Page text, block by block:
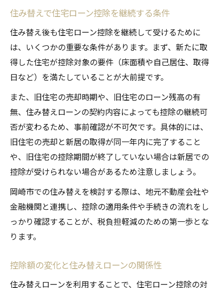
住み替えで住宅ローン控除を継続する条件
住み替え後も住宅ローン控除を継続して受けるために
は、いくつかの重要な条件があります。まず、新たに取
得した住宅が控除対象の要件（床面積や自己居住、取得
日など）を満たしていることが大前提です。
また、旧住宅の売却時期や、旧住宅のローン残高の有
無、住み替えローンの契約内容によっても控除の継続可
否が変わるため、事前確認が不可欠です。具体的には、
旧住宅の売却と新居の取得が同一年内に完了すること
や、旧住宅の控除期間が終了していない場合は新居での
控除が受けられない場合があるため注意しましょう。
岡崎市での住み替えを検討する際は、地元不動産会社や
金融機関と連携し、控除の適用条件や手続きの流れをし
っかり確認することが、税負担軽減のための第一歩とな
ります。
控除額の変化と住み替えローンの関係性
住み替えローンを利用することで、住宅ローン控除の対